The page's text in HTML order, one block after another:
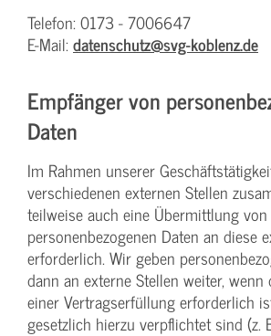
Telefon: 0173 - 7006647
E-Mail: datenschutz@svg-koblenz.de
Empfänger von
Daten
Im Rahmen unserer
verschiedenen externen Stellen
teilweise auch eine Übermittlung von
personenbezogenen Daten an diese
erforderlich. Wir geben
dann an externe Stellen weiter,
einer Vertragserfüllung erforderlich
gesetzlich hierzu verpflichtet sind (z.